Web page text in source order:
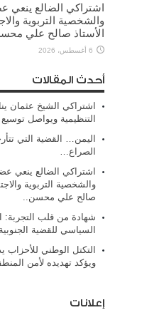
اشتراكي الضالع ينعي
والشخصية التربوية
الأستاذ صالح علي
6 أغسطس، 2026
أحدث المقالات
اشتراكي الشيخ عثمان
التنظيمية ويواصل
اليمن… القضية التي
الصراع…
اشتراكي الضالع ينعي
والشخصية التربوية
صالح علي محسن..
شهادة من قلب التجربة:
السياسي للقضية
التكتل الوطني للأحزاب
ويؤكد تهديده لأمن
إعلانات